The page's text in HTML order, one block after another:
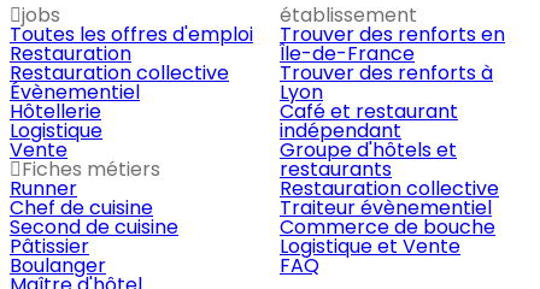
jobs
Toutes les offres d'emploi
Restauration
Restauration collective
Évènementiel
Hôtellerie
Logistique
Vente
Fiches métiers
Runner
Chef de cuisine
Second de cuisine
Pâtissier
Boulanger
établissement
Trouver des renforts en
Île-de-France
Trouver des renforts à
Lyon
Café et restaurant
indépendant
Groupe d'hôtels et
restaurants
Restauration collective
Traiteur évènementiel
Commerce de bouche
Logistique et Vente
FAQ